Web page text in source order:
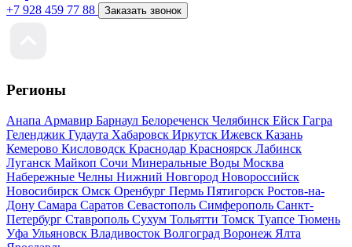
+7 928 459 77 88 Заказать звонок
Регионы
Анапа Армавир Барнаул Белореченск Челябинск Ейск Гагра
Геленджик Гудаута Хабаровск Иркутск Ижевск Казань
Кемерово Кисловодск Краснодар Красноярск Лабинск
Луганск Майкоп Сочи Минеральные Воды Москва
Набережные Челны Нижний Новгород Новороссийск
Новосибирск Омск Оренбург Пермь Пятигорск Ростов-на-
Дону Самара Саратов Севастополь Симферополь Санкт-
Петербург Ставрополь Сухум Тольятти Томск Туапсе Тюмень
Уфа Ульяновск Владивосток Волгоград Воронеж Ялта